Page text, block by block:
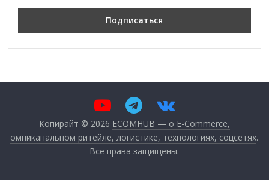
Копирайт © 2026 ECOMHUB — о E-Commerce,
омниканальном ритейле, логистике, технологиях, соцсетях.
Все права защищены.